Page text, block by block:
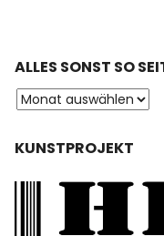
ALLES SONST SO
KUNSTPROJEKT